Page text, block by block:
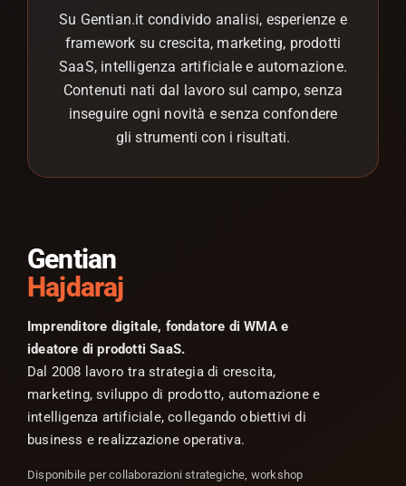
Su Gentian.it condivido analisi, esperienze e
framework su crescita, marketing, prodotti
SaaS, intelligenza artificiale e automazione.
Contenuti nati dal lavoro sul campo, senza
inseguire ogni novità e senza confondere
gli strumenti con i risultati.
Gentian
Hajdaraj
Imprenditore digitale, fondatore di WMA e
ideatore di prodotti SaaS.
Dal 2008 lavoro tra strategia di crescita,
marketing, sviluppo di prodotto, automazione e
intelligenza artificiale, collegando obiettivi di
business e realizzazione operativa.
Disponibile per collaborazioni strategiche, workshop